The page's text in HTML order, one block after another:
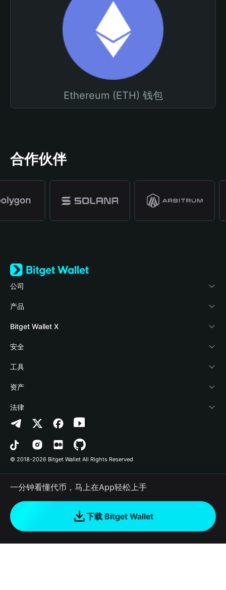
Ethereum (ETH) 钱包
合作伙伴
公司
关于 Bitget Wallet
博客
学院
加密资讯
帮助中心
联系我们
品牌资源
工作机会
产品
加密卡
稳定币理财
Payfi Crypto
Crypto Swap API
山寨季指数
预测市场
DApp
RWA
如何购买加密货币
Bitget Wallet X
开发者文档
接入钱包
Bitget Wallet Pay
合作上架
安全
风险保障基金
安全防护技术
工具
快捷买币
授权检测
合约检测
批量转账
资产
Arbitrum
Avalanche
Bitcoin
Polygon
法律
隐私协议
用户使用协议
© 2018-2026 Bitget Wallet All Rights Reserved
一分钟看懂代币，马上在App轻松上手
下载 Bitget Wallet